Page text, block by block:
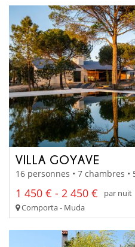
VILLA GOYAVE
16 personnes • 7 chambres •
1 450 € - 2 450 €
par nuit
Comporta - Muda